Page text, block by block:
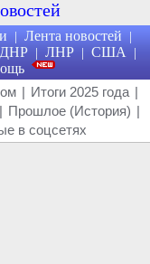
овостей
| Лента новостей |
ДНР | ЛНР | США |
| Итоги 2025 года |
| Прошлое (История) |
в соцсетях